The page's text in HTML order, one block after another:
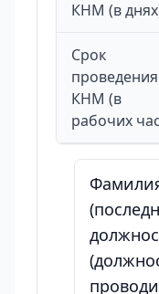
КНМ (в
Срок
проведения
КНМ (в
рабочих